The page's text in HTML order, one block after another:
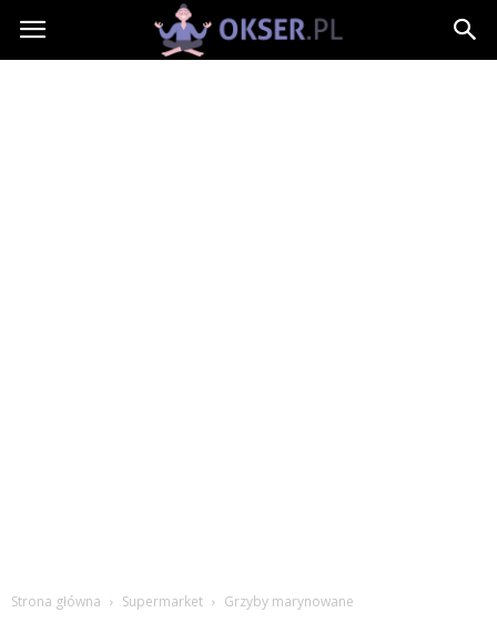
Okser.pl
Strona główna Supermarket Grzyby marynowane